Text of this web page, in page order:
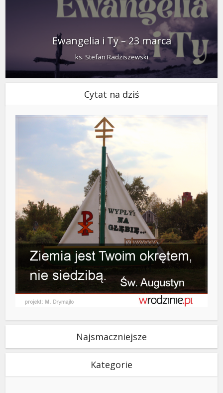
Ewangelia i Ty – 23 marca
ks. Stefan Radziszewski
Cytat na dziś
Najsmaczniejsze
Kategorie